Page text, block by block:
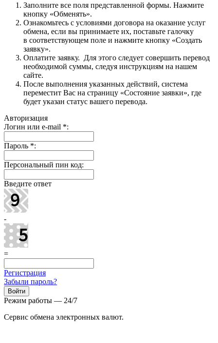
Заполните все поля представленной формы. Нажмите
кнопку «Обменять».
Ознакомьтесь с условиями договора на оказание услуг
обмена, если вы принимаете их, поставьте галочку
в соответствующем поле и нажмите кнопку «Создать
заявку».
Оплатите заявку. Для этого следует совершить перевод
необходимой суммы, следуя инструкциям на нашем
сайте.
После выполнения указанных действий, система
переместит Вас на страницу «Состояние заявки», где
будет указан статус вашего перевода.
Авторизация
Логин или e-mail *:
Пароль *:
Персональный пин код:
Введите ответ
-
=
Регистрация
Забыли пароль?
Режим работы — 24/7
Сервис обмена электронных валют.